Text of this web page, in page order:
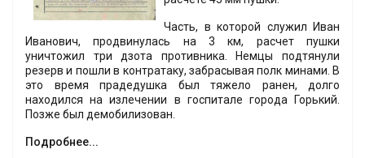
Часть, в которой служил Иван
Иванович, продвинулась на 3 км, расчет пушки
уничтожил три дзота противника. Немцы подтянули
резерв и пошли в контратаку, забрасывая полк минами. В
это время прадедушка был тяжело ранен, долго
находился на излечении в госпитале города Горький.
Позже был демобилизован.
Подробнее...